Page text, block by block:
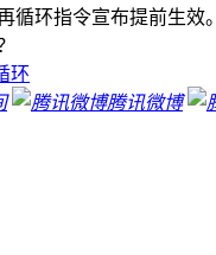
循环指令宣布提前生
环
腾讯微博